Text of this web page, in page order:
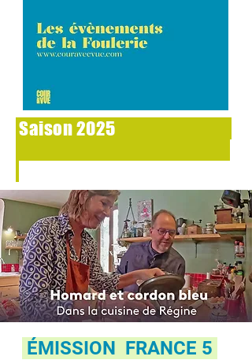
Saison 2025
ÉMISSION FRANCE 5